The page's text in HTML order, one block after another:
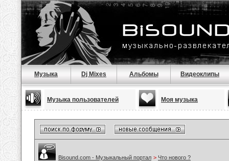
Музыка Dj Mixes Альбомы Видеоклипы
Музыка пользователей Моя музыка
Bisound.com - Музыкальный портал > Что нового ?